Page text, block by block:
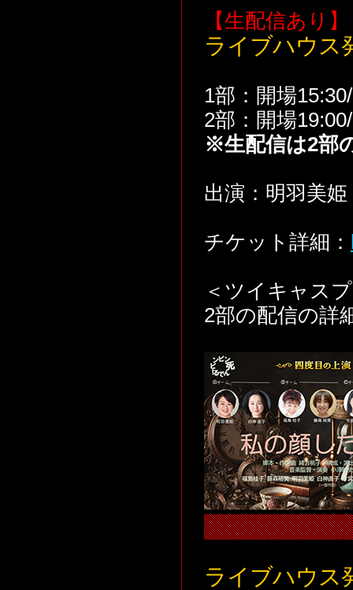
【生配信あり】
ライブハウス
1部：開場
2部：開場
※生配信は2部
出演：明羽美
チケット詳細：
＜ツイキャス
2部の配信の詳
ライブハウス